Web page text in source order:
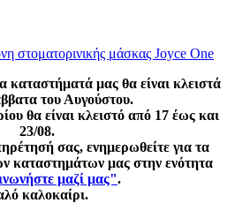
στοματορινικής μάσκας Joyce One
καταστήματά μας θα είναι κλειστά
του Αυγούστου.
θα είναι κλειστό από 17 έως και
23/08.
σας, ενημερωθείτε για τα
καταστημάτων μας στην ενότητα
μαζί μας".
καλοκαίρι.